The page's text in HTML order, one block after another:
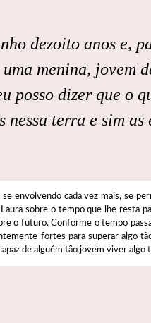
dezoito anos e,
uma menina, jovem
posso dizer que o
nessa terra e sim
envolvendo cada vez mais, se
sobre o tempo que lhe resta
o futuro. Conforme o tempo
fortes para superar algo
de alguém tão jovem viver